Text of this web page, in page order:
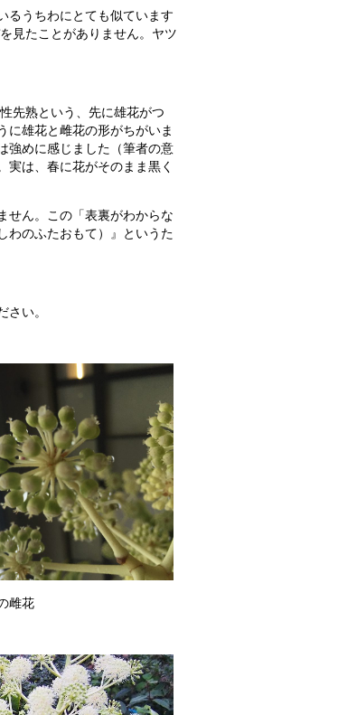
るうちわにとても似ています
見たことがありません。ヤツ
先熟という、先に雄花がつ
に雄花と雌花の形がちがいま
強めに感じました（筆者の意
は、春に花がそのまま黒く
せん。この「表裏がわからな
わのふたおもて）』というた
い。